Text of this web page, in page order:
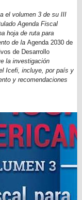
el volumen 3 de su III
Agenda Fiscal
hoja de ruta para
de la Agenda 2030 de
de Desarrollo
la investigación
Icefi, incluye, por país y
y recomendaciones